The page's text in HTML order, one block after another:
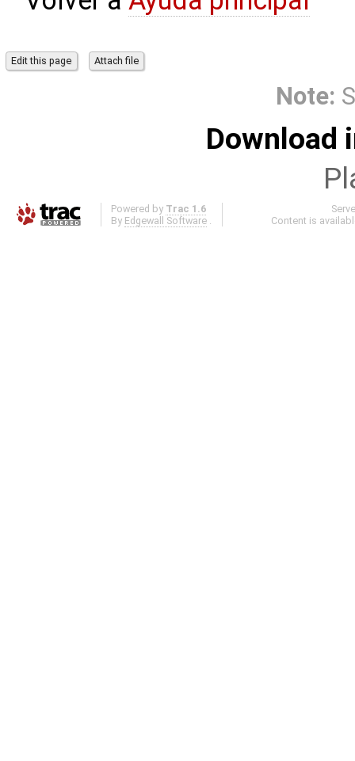
Note:
Download
Powered by Trac 1.6
By Edgewall Software .
Content is